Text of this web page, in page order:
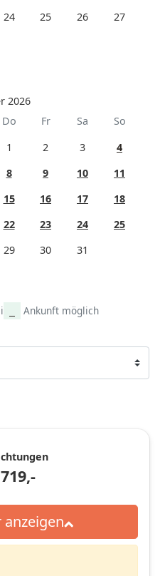
24 25 26
27
2026
Do Fr Sa
So
1 2 3
4
8 9 10
11
15 16 17
18
22 23 24
25
29 30
31
Ankunft möglich
719,-
anzeigen